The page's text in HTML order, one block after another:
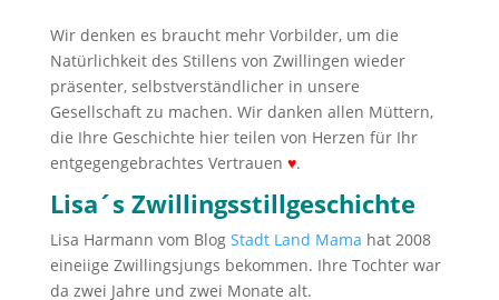
Wir denken es braucht mehr Vorbilder, um die
Natürlichkeit des Stillens von Zwillingen wieder
präsenter, selbstverständlicher in unsere
Gesellschaft zu machen. Wir danken allen Müttern,
die Ihre Geschichte hier teilen von Herzen für Ihr
entgegengebrachtes Vertrauen ♥.
Lisa´s Zwillingsstillgeschichte
Lisa Harmann vom Blog Stadt Land Mama hat 2008
eineiige Zwillingsjungs bekommen. Ihre Tochter war
da zwei Jahre und zwei Monate alt.